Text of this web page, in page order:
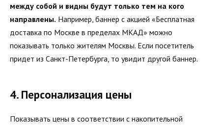
между собой и видны будут только тем на кого
направлены. Например, баннер с акцией «Бесплатная
доставка по Москве в пределах МКАД» можно
показывать только жителям Москвы. Если посетитель
придет из Санкт-Петербурга, то увидит другой баннер.
4. Персонализация цены
Показывать цены в соответствии с накопительной